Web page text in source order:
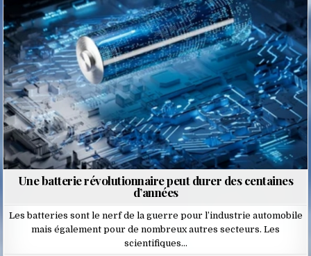
Une batterie révolutionnaire peut durer des centaines
d’années
Les batteries sont le nerf de la guerre pour l’industrie automobile
mais également pour de nombreux autres secteurs. Les
scientifiques…